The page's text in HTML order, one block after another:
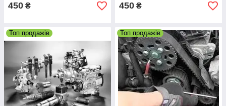
Діагностика автомобіля, підбір
необхідних запчастин
450 ₴ 450 ₴
Топ продажів Топ продажів